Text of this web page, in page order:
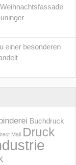
einer besonderen
Buchdruck
Mail Druck